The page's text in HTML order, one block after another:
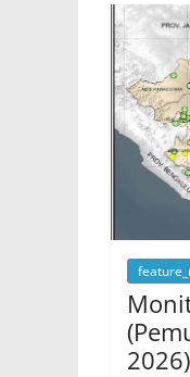
2026)